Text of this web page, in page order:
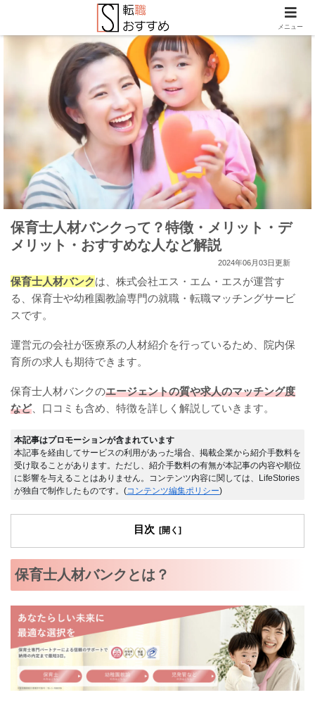
保育士人材バンクって？特徴・メリット・デ
メリット・おすすめな人など解説
2024年06月03日更新
保育士人材バンクは、株式会社エス・エム・エスが運営す
る、保育士や幼稚園教諭専門の就職・転職マッチングサービ
スです。
運営元の会社が医療系の人材紹介を行っているため、院内保
育所の求人も期待できます。
保育士人材バンクのエージェントの質や求人のマッチング度
など、口コミも含め、特徴を詳しく解説していきます。
本記事はプロモーションが含まれています
本記事を経由してサービスの利用があった場合、掲載企業から紹介手数料を
受け取ることがあります。ただし、紹介手数料の有無が本記事の内容や順位
に影響を与えることはありません。コンテンツ内容に関しては、LifeStories
が独自で制作したものです。(コンテンツ編集ポリシー)
目次
保育士人材バンクとは？
メニュー